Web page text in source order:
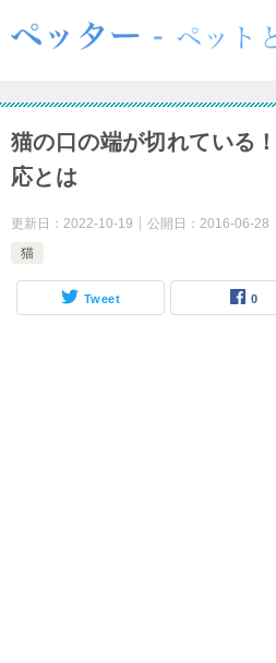
猫の口の端が切れている
応とは
更新日： 2022-10-19 公開日： 2016-06-28
猫
Tweet 0